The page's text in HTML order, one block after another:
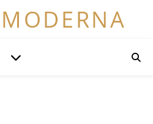
MODERNA